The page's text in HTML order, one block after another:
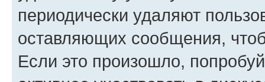
периодически удаляют
оставляющих сообщения,
Если это произошло,